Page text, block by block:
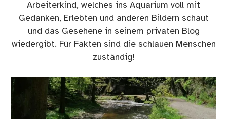
Arbeiterkind, welches ins Aquarium voll mit
Gedanken, Erlebten und anderen Bildern schaut
und das Gesehene in seinem privaten Blog
wiedergibt. Für Fakten sind die schlauen Menschen
zuständig!